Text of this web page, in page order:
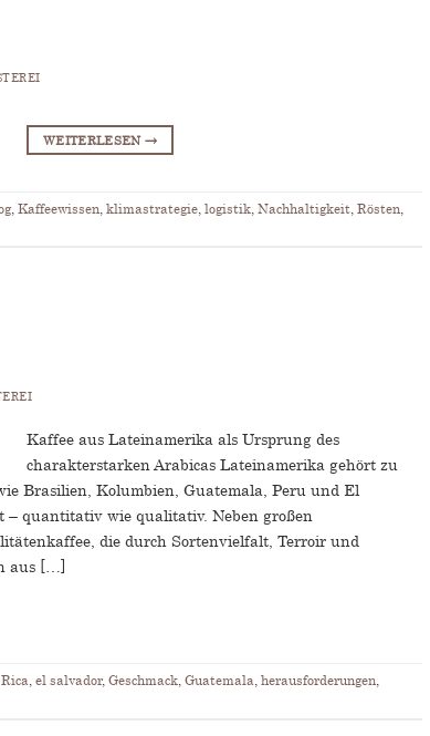
WEITERLESEN →
, Kaffeewissen klimastrategie logistik Nachhaltigkeit Rösten
Kaffee aus Lateinamerika als Ursprung des
charakterstarken Arabicas Lateinamerika gehört zu
Brasilien, Kolumbien, Guatemala, Peru und El
– quantitativ wie qualitativ. Neben großen
die durch Sortenvielfalt, Terroir und
aus […]
el salvador, Geschmack Guatemala herausforderungen